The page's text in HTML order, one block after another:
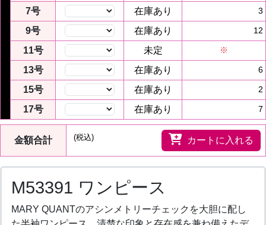
7号 在庫あり 3
9号 在庫あり 12
11号 未定 ※
13号 在庫あり 6
15号 在庫あり 2
17号 在庫あり 7
金額合計 (税込) カートに入れる
M53391 ワンピース
MARY QUANTのアシンメトリーチェックを大胆に配し